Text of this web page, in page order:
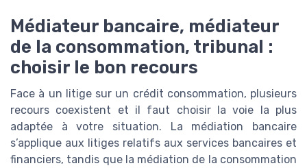
Médiateur bancaire, médiateur
de la consommation, tribunal :
choisir le bon recours
Face à un litige sur un crédit consommation, plusieurs
recours coexistent et il faut choisir la voie la plus
adaptée à votre situation. La médiation bancaire
s’applique aux litiges relatifs aux services bancaires et
financiers, tandis que la médiation de la consommation